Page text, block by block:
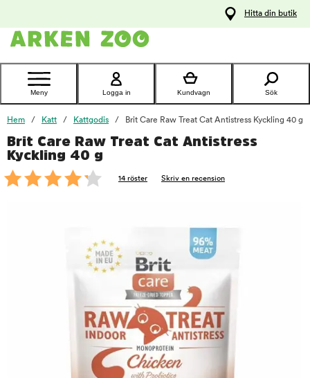
Kontakta
Hitta din butik
Meny Logga in Kundvagn Sök
Hem Katt Kattgodis Brit Care Raw Treat Cat Antistress Kyckling 40 g
Brit Care Raw Treat Cat Antistress
Kyckling 40 g
14 röster Skriv en recension
foo